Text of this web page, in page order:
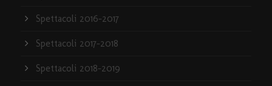
Spettacoli 2016-2017
Spettacoli 2017-2018
Spettacoli 2018-2019